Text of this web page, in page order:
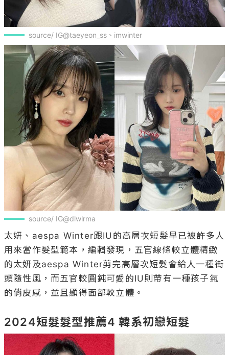
source/ IG@taeyeon_ss、imwinter
source/ IG@dlwlrma
太妍、aespa Winter跟IU的高層次短髮早已被許多人
用來當作髮型範本，編輯發現，五官線條較立體精緻
的太妍及aespa Winter剪完高層次短髮會給人一種街
頭隨性風，而五官較圓鈍可愛的IU則帶有一種孩子氣
的俏皮感，並且顯得面部較立體。
2024短髮髮型推薦4 韓系初戀短髮